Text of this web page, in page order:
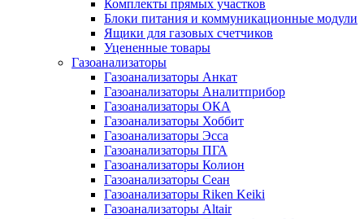
Комплекты прямых участков
Блоки питания и коммуникационные модули
Ящики для газовых счетчиков
Уцененные товары
Газоанализаторы
Газоанализаторы Анкат
Газоанализаторы Аналитприбор
Газоанализаторы ОКА
Газоанализаторы Хоббит
Газоанализаторы Эсса
Газоанализаторы ПГА
Газоанализаторы Колион
Газоанализаторы Сеан
Газоанализаторы Riken Keiki
Газоанализаторы Altair